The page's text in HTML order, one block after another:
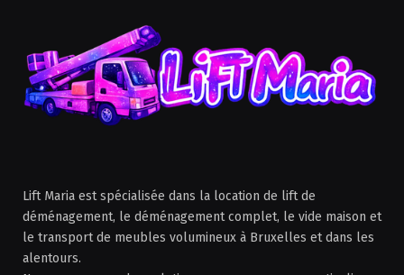
Lift Maria est spécialisée dans la location de lift de
déménagement, le déménagement complet, le vide maison et
le transport de meubles volumineux à Bruxelles et dans les
alentours.